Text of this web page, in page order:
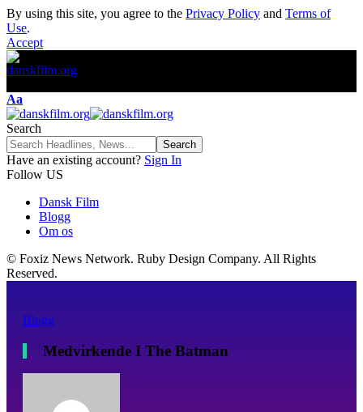
By using this site, you agree to the Privacy Policy and Terms of
Use.
Accept
Font
Resizer
Aa
Search
Have an existing account? Sign In
Follow US
Dansk Film
Blogg
Om os
© Foxiz News Network. Ruby Design Company. All Rights
Reserved.
Blogg
Medvirkende I The Batman